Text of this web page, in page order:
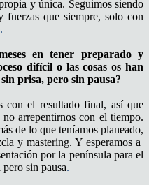
y única. Seguimos siendo
fuerzas que siempre, solo con
en tener preparado y
difícil o las cosas os han
prisa, pero sin pausa?
con el resultado final, así que
arrepentirnos con el tiempo.
de lo que teníamos planeado,
y mastering. Y esperamos a
por la península para el
sin pausa.